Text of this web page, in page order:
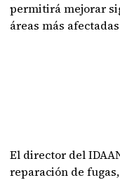
permitirá mejorar
áreas más
El director del
reparación de